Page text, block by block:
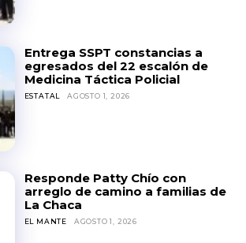
Entrega SSPT constancias a
egresados del 22 escalón de
Medicina Táctica Policial
ESTATAL AGOSTO 1, 2026
Responde Patty Chío con
arreglo de camino a familias de
La Chaca
EL MANTE AGOSTO 1, 2026